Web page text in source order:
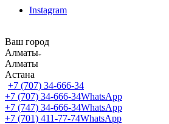
Instagram
Ваш город
Алматы
Алматы
Астана
+7 (707) 34-666-34
+7 (707) 34-666-34WhatsApp
+7 (747) 34-666-34WhatsApp
+7 (701) 411-77-74WhatsApp